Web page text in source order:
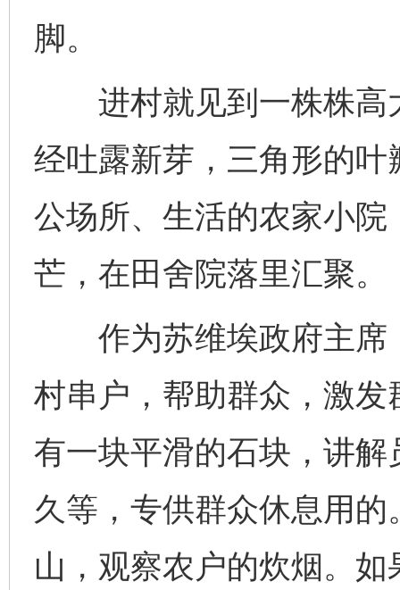
脚。
进村就见到一株株高
经吐露新芽，三角形的
公场所、生活的农家小
芒，在田舍院落里汇聚。
作为苏维埃政府主席
村串户，帮助群众，激
有一块平滑的石块，讲
久等，专供群众休息用
山，观察农户的炊烟。